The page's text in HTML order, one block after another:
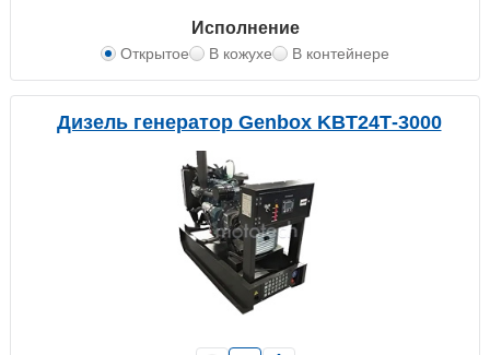
Исполнение
Открытое В кожухе В контейнере
Дизель генератор Genbox KBT24Т-3000